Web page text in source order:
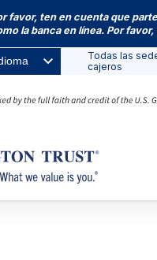
favor, ten en cuenta que
la banca en línea. Por
Todas las
cajeros